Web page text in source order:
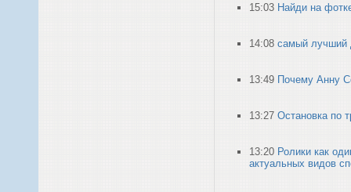
15:03 Найди на
14:08 самый лучший
13:49 Почему Анну
13:27 Остановка по
13:20 Ролики как
актуальных видов